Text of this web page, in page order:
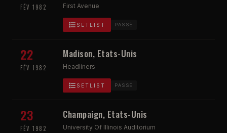
FÉV 1982 First Avenue
SETLIST PASSÉ
22
FÉV 1982
Madison, Etats-Unis
Headliners
SETLIST PASSÉ
23
FÉV 1982
Champaign, Etats-Unis
University Of Illinois Auditorium